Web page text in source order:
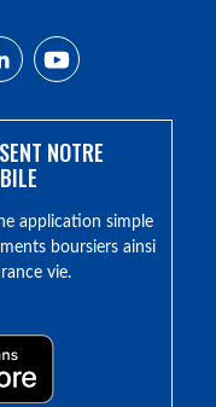
NOTRE
application simple
boursiers ainsi
vie.